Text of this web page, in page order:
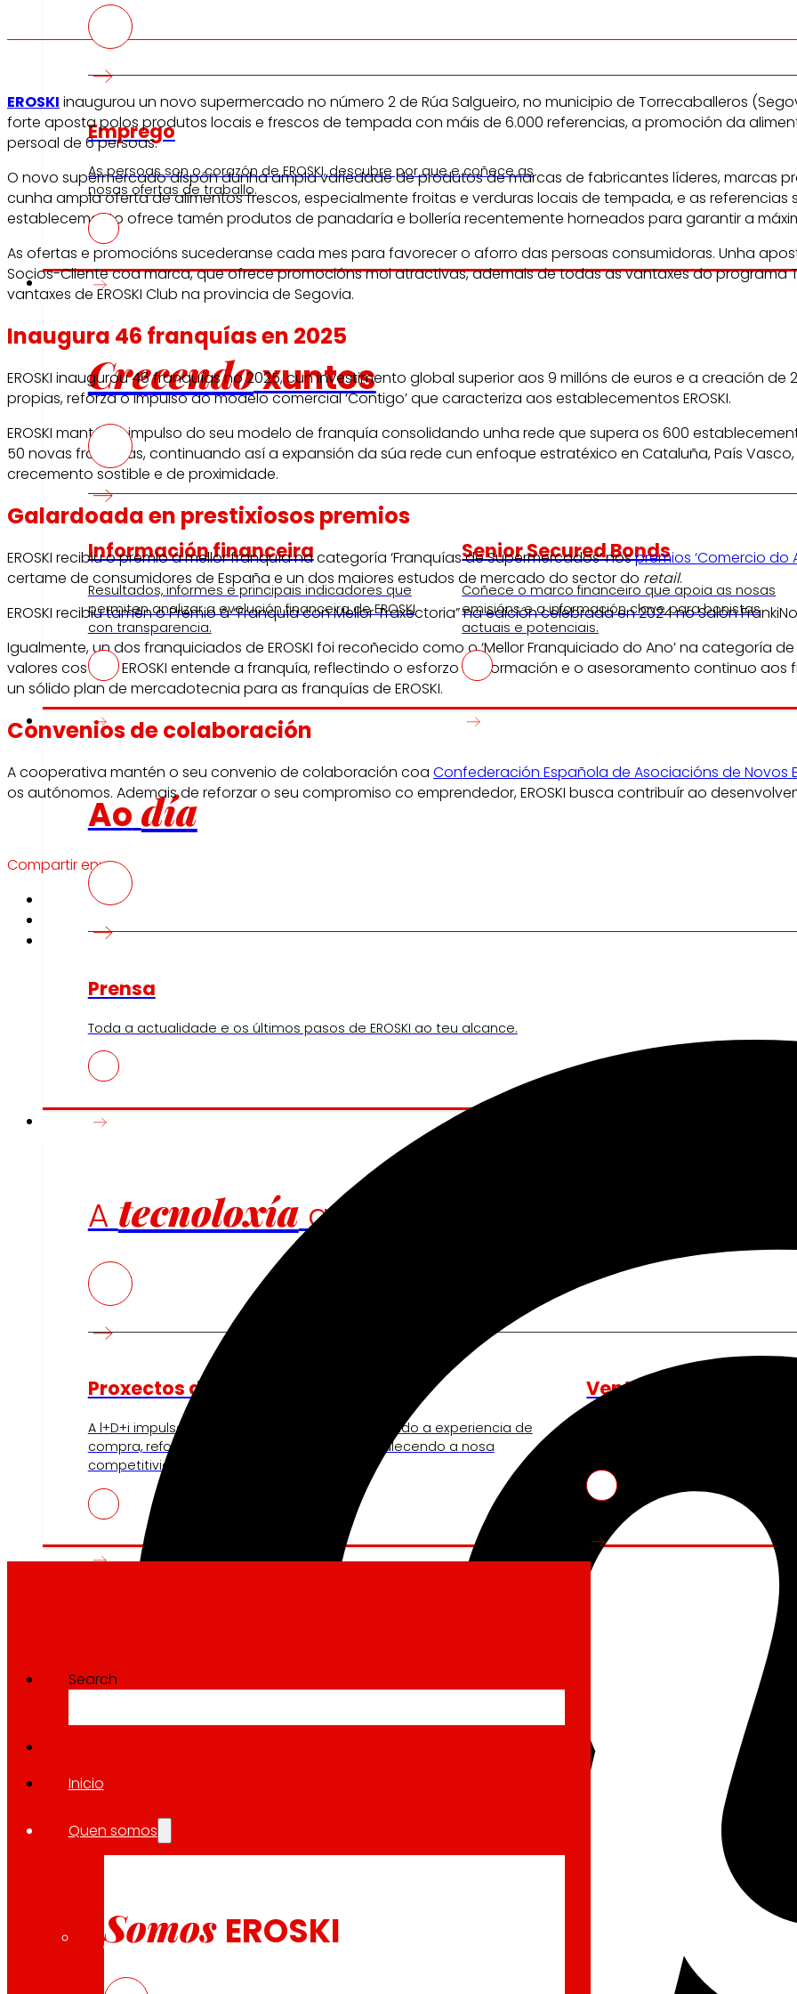
Emprego
As persoas son o corazón de EROSKI, descubre por que e coñece as
nosas ofertas de traballo.
Investidores
Crecendoxuntos
Información financeira
Resultados, informes e principais indicadores que
permiten analizar a evolución financeira de EROSKI
con transparencia.
Senior Secured Bonds
Coñece o marco financeiro que apoia as nosas
emisións e a información clave para bonistas
actuais e potenciais.
Prensa
Aodía
Prensa
Toda a actualidade e os últimos pasos de EROSKI ao teu alcance.
Innovación
A tecnoloxíaque
Proxectos de innovación
A l+D+i impulsa a nosa transformación, mellorando a experiencia de
compra, reforzando a sustentabilidade e fortalecendo a nosa
competitividade.
Venture Program
Das ideas á acción, o noso
Search
Inicio
Quen somos
Somos EROSKI
EROSKI inaugurou un novo supermercado no número 2 de Rúa Salgueiro, no municipio de Torrecaballeros
forte aposta polos produtos locais e frescos de tempada con máis de 6.000 referencias, a promoción da
persoal de 6 persoas.
O novo supermercado dispón dunha ampla variedade de produtos de marcas de fabricantes líderes, marcas
cunha ampla oferta de alimentos frescos, especialmente froitas e verduras locais de tempada, e as
establecemento ofrece tamén produtos de panadaría e bollería recentemente horneados para garantir a
As ofertas e promocións sucederanse cada mes para favorecer o aforro das persoas consumidoras. Unha
Socios-Cliente coa marca, que ofrece promocións moi atractivas, ademais de todas as vantaxes do programa
vantaxes de EROSKI Club na provincia de Segovia.
Inaugura 46 franquías en 2025
EROSKI inaugurou 46 franquías no 2025, cun investimento global superior aos 9 millóns de euros e a creación
propias, reforza o impulso do modelo comercial ‘Contigo’ que caracteriza aos establecementos EROSKI.
EROSKI mantén o impulso do seu modelo de franquía consolidando unha rede que supera os 600
50 novas franquías, continuando así a expansión da súa rede cun enfoque estratéxico en Cataluña, País
crecemento sostible e de proximidade.
Galardoada en prestixiosos premios
EROSKI recibiu o premio á mellor franquía na categoría ‘Franquías de Supermercados’ nospremios ‘Comercio do
certame de consumidores de España e un dos maiores estudos de mercado do sector do retail.
EROSKI recibiu tamén o Premio á “Franquía con Mellor Traxectoria” na edición celebrada en 2024 no Salón
Igualmente, un dos franquiciados de EROSKI foi recoñecido como o ‘Mellor Franquiciado do Ano’ na categoría
valores cos que EROSKI entende a franquía, reflectindo o esforzo na formación e o asesoramento continuo
un sólido plan de mercadotecnia para as franquías de EROSKI.
Convenios de colaboración
A cooperativa mantén o seu convenio de colaboración coa Confederación Española de Asociacións de Novos
os autónomos. Ademais de reforzar o seu compromiso co emprendedor, EROSKI busca contribuír ao
Compartir en: